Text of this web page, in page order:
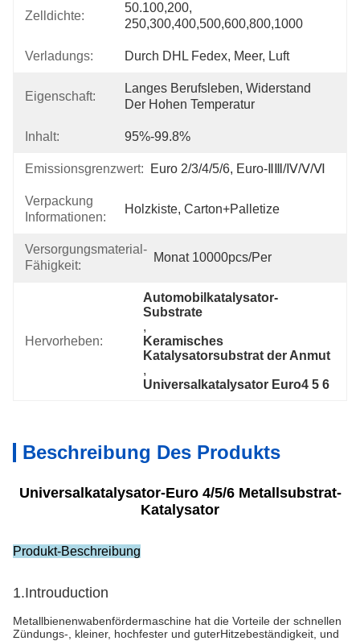
Zelldichte:
50.100,200,
250,300,400,500,600,800,1000
Verladungs: Durch DHL Fedex, Meer, Luft
Eigenschaft:
Langes Berufsleben, Widerstand
Der Hohen Temperatur
Inhalt: 95%-99.8%
Emissionsgrenzwert: Euro 2/3/4/5/6, Euro-ⅡⅢ/Ⅳ/Ⅴ/Ⅵ
Verpackung
Informationen:
Holzkiste, Carton+Palletize
Versorgungsmaterial-
Fähigkeit:
Monat 10000pcs/per
Hervorheben:
Automobilkatalysator-
Substrate
,
Keramisches
Katalysatorsubstrat der Anmut
,
Universalkatalysator Euro4 5 6
Beschreibung Des Produkts
Universalkatalysator-Euro 4/5/6 Metallsubstrat-
Katalysator
Produkt-Beschreibung
1.Introuduction
Metallbienenwabenfördermaschine hat die Vorteile der schnellen
Zündungs-, kleiner, hochfester und guterHitzebeständigkeit, und